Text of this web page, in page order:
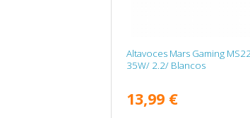
Altavoces Mars Gaming
35W/ 2.2/ Blancos
13,99 €